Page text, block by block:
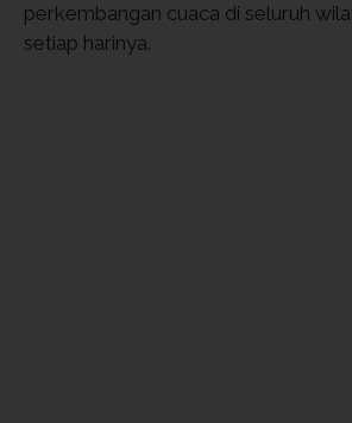
perkembangan cuaca di seluruh
setiap harinya.